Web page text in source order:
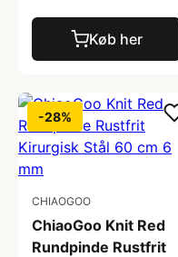
Køb her
-28%
CHIAOGOO
ChiaoGoo Knit Red
Rundpinde Rustfrit